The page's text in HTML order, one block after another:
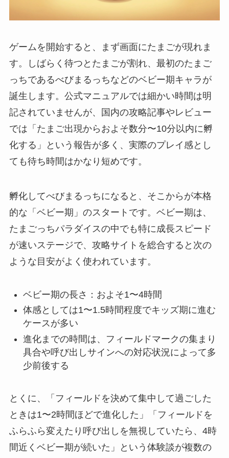
ゲームを開始すると、まず画面にたまごが現れま
す。しばらく待つとたまごが割れ、最初のたまご
っちであるべびまるっちなどのベビー期キャラが
誕生します。公式マニュアルでは細かい時間は明
記されていませんが、国内の攻略記事やレビュー
では「たまご出現からおよそ数分〜10分以内に孵
化する」という報告が多く、実際のプレイ感とし
ても待ち時間はかなり短めです。
孵化してべびまるっちになると、そこからが本格
的な「ベビー期」のスタートです。ベビー期は、
たまごっちパラダイスの中でも特に成長スピード
が速いステージで、攻略サイトを総合すると次の
ような目安がよく使われています。
ベビー期の長さ：およそ1〜4時間
体感としては1〜1.5時間程度でキッズ期に進む
ケースが多い
進化までの時間は、フィールドマークの集まり
具合や呼び出しサインへの対応状況によって多
少前後する
とくに、「フィールドを決めて集中して過ごした
ときは1〜2時間ほどで進化した」「フィールドを
ふらふら変えたり呼び出しを無視していたら、4時
間近くベビー期が続いた」という体験談が複数の